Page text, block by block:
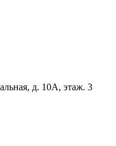
д. 10А, этаж. 3